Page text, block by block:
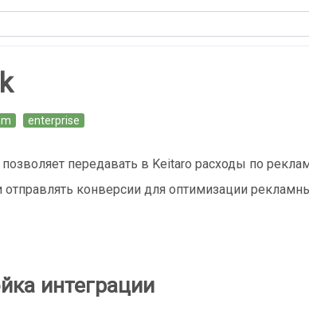
enterprise
позволяет передавать в Keitaro расходы по
отправлять конверсии для оптимизации
интеграции